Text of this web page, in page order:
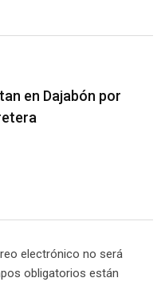
por
electrónico no será
obligatorios están